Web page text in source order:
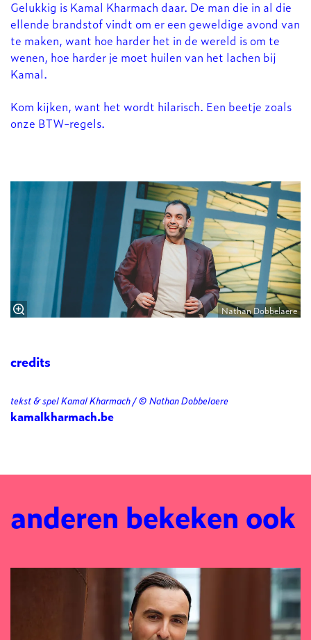
Gelukkig is Kamal Kharmach daar. De man die in al die
ellende brandstof vindt om er een geweldige avond van
te maken, want hoe harder het in de wereld is om te
wenen, hoe harder je moet huilen van het lachen bij
Kamal.
Kom kijken, want het wordt hilarisch. Een beetje zoals
onze BTW-regels.
Nathan Dobbelaere
credits
tekst & spel Kamal Kharmach / © Nathan Dobbelaere
kamalkharmach.be
anderen bekeken ook